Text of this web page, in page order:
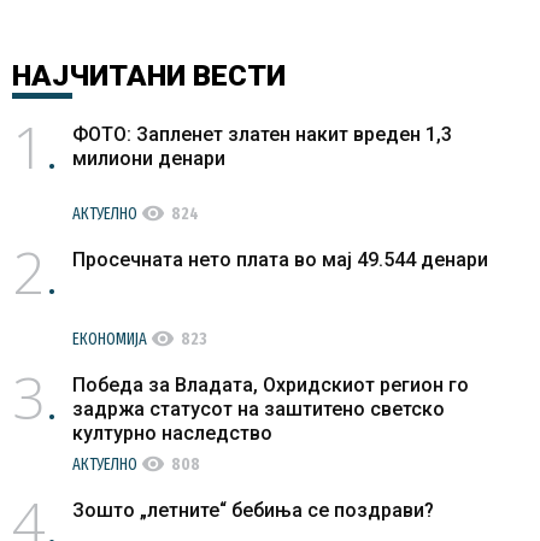
НАЈЧИТАНИ ВЕСТИ
1
ФОТО: Запленет златен накит вреден 1,3
милиони денари
АКТУЕЛНО visibility 824
2 Просечната нето плата во мај 49.544 денари
ЕКОНОМИЈА visibility 823
3
Победа за Владата, Охридскиот регион го
задржа статусот на заштитено светско
културно наследство
АКТУЕЛНО visibility 808
4 Зошто „летните“ бебиња се поздрави?